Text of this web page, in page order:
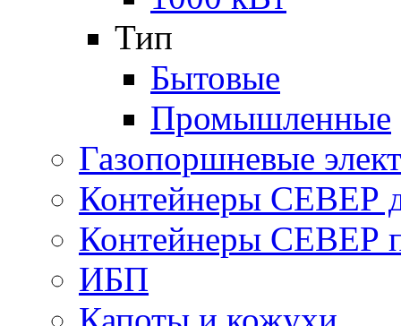
Тип
Бытовые
Промышленные
Газопоршневые
Контейнеры СЕВЕР
Контейнеры СЕВЕР
ИБП